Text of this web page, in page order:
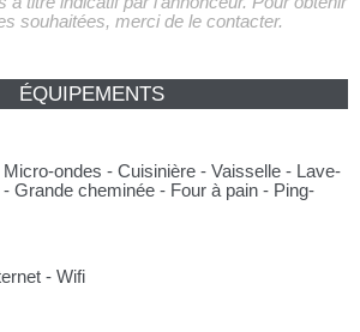
souhaitées, merci de le contacter.
ÉQUIPEMENTS
ondes - Cuisinière - Vaisselle - Lave-
Grande cheminée - Four à pain - Ping-
- Wifi